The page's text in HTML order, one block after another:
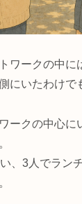
ワークの中に
にいたわけで
ークの中心に
、3人でラン